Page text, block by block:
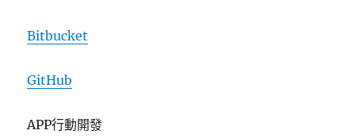
Bitbucket
GitHub
APP行動開發